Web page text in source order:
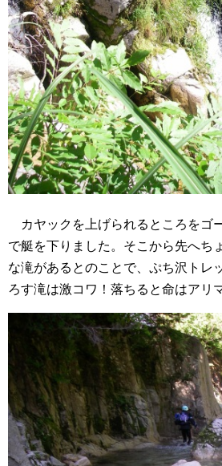
カヤックを上げられるところをゴ
で艇を下りました。そこから先へち
な滝があるとのことで、ぷち沢トレ
ろす滝は激コワ！落ちると命はアリ